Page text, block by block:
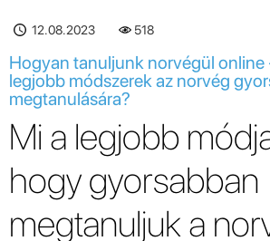
12.08.2023 518
Hogyan tanuljunk norvégül online
legjobb módszerek az norvég
megtanulására?
Mi a legjobb
hogy gyorsabban
megtanuljuk a